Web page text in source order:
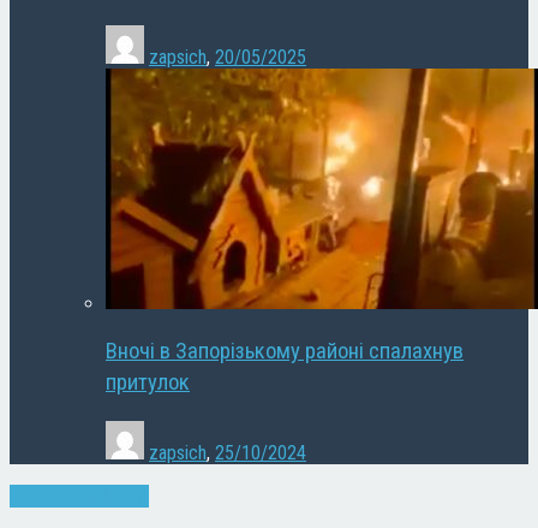
zapsich, 20/05/2025
Вночі в Запорізькому районі спалахнув
притулок
zapsich, 25/10/2024